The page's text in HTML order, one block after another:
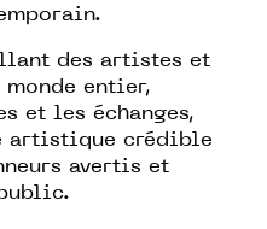
des artistes et
monde entier,
et les échanges,
artistique crédible
avertis et